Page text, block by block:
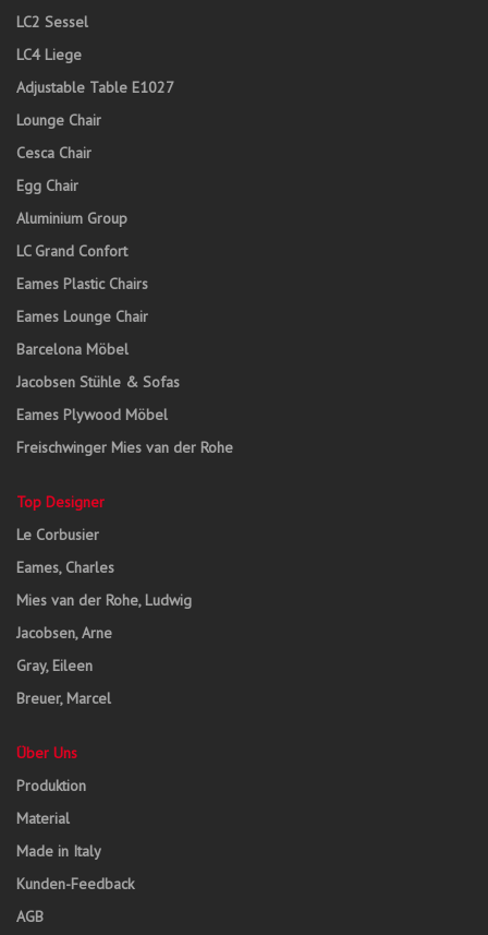
LC2 Sessel
LC4 Liege
Adjustable Table E1027
Lounge Chair
Cesca Chair
Egg Chair
Aluminium Group
LC Grand Confort
Eames Plastic Chairs
Eames Lounge Chair
Barcelona Möbel
Jacobsen Stühle & Sofas
Eames Plywood Möbel
Freischwinger Mies van der Rohe
Top Designer
Le Corbusier
Eames, Charles
Mies van der Rohe, Ludwig
Jacobsen, Arne
Gray, Eileen
Breuer, Marcel
Über Uns
Produktion
Material
Made in Italy
Kunden-Feedback
AGB